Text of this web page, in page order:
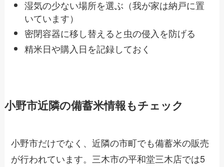
湿気の少ない場所を選ぶ（我が家は納戸に置
いています）
密閉容器に移し替えると虫の侵入を防げる
精米日や購入日を記録しておく
小野市近隣の備蓄米情報もチェック
小野市だけでなく、近隣の市町でも備蓄米の販売
が行われています。三木市の平和堂三木店では5